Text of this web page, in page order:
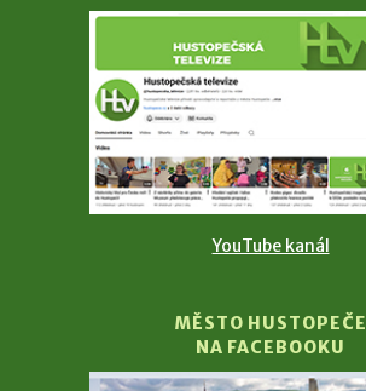
YouTube kanál
MĚSTO HUSTOPEČE
NA FACEBOOKU